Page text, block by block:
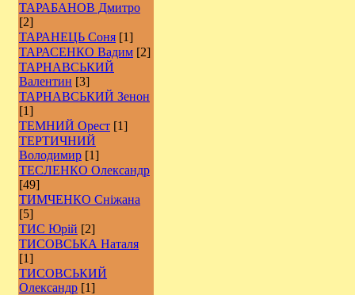
ТАРАБАНОВ Дмитро
[2]
ТАРАНЕЦЬ Соня [1]
ТАРАСЕНКО Вадим [2]
ТАРНАВСЬКИЙ
Валентин [3]
ТАРНАВСЬКИЙ Зенон
[1]
ТЕМНИЙ Орест [1]
ТЕРТИЧНИЙ
Володимир [1]
ТЕСЛЕНКО Олександр
[49]
ТИМЧЕНКО Сніжана
[5]
ТИС Юрій [2]
ТИСОВСЬКА Наталя
[1]
ТИСОВСЬКИЙ
Олександр [1]